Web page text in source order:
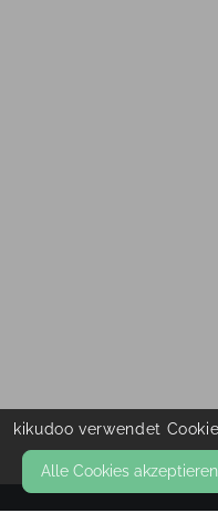
kikudoo verwendet
Alle Cookies akzeptieren